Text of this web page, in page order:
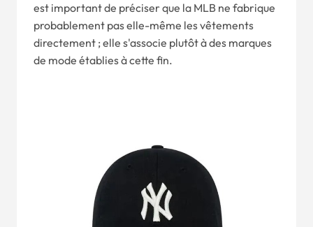
est important de préciser que la MLB ne fabrique
probablement pas elle-même les vêtements
directement ; elle s'associe plutôt à des marques
de mode établies à cette fin.